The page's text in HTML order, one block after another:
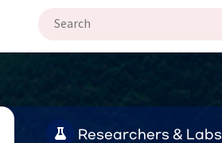
Researchers & Labs